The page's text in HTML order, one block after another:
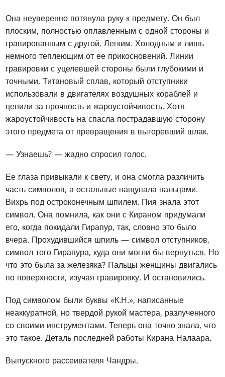
Она неуверенно потянула руку к предмету. Он был
плоским, полностью оплавленным с одной стороны и
гравированным с другой. Легким. Холодным и лишь
немного теплеющим от ее прикосновений. Линии
гравировки с уцелевшей стороны были глубокими и
точными. Титановый сплав, который отступники
использовали в двигателях воздушных кораблей и
ценили за прочность и жароустойчивость. Хотя
жароустойчивость на спасла пострадавшую сторону
этого предмета от превращения в выгоревший шлак.
— Узнаешь? — жадно спросил голос.
Ее глаза привыкали к свету, и она смогла различить
часть символов, а остальные нащупала пальцами.
Вихрь под остроконечным шпилем. Пия знала этот
символ. Она помнила, как они с Кираном придумали
его, когда покидали Гирапур, так, словно это было
вчера. Прохудившийся шпиль — символ отступников,
символ того Гирапура, куда они могли бы вернуться. Но
что это была за железяка? Пальцы женщины двигались
по поверхности, изучая гравировку. И остановились.
Под символом были буквы «К.Н.», написанные
неаккуратной, но твердой рукой мастера, разлученного
со своими инструментами. Теперь она точно знала, что
это такое. Деталь последней работы Кирана Налаара.
Выпускного рассеивателя Чандры.